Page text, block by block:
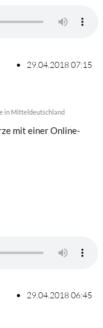
29.04.2018 07:15
in Mitteldeutschland
mit einer Online-
29.04.2018 06:45